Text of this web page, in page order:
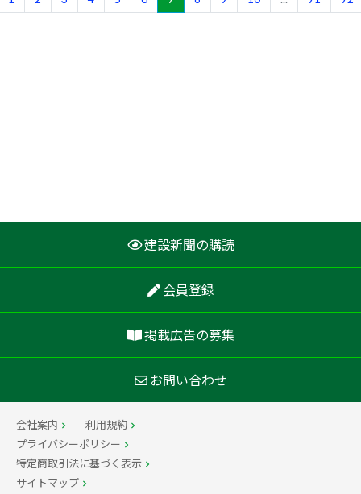
建設新聞の購読
会員登録
掲載広告の募集
お問い合わせ
会社案内
利用規約
プライバシーポリシー
特定商取引法に基づく表示
サイトマップ